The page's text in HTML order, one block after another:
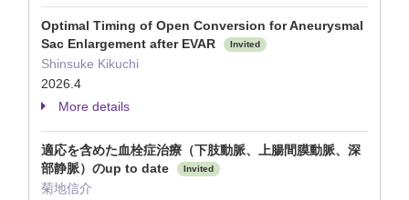
Optimal Timing of Open Conversion for Aneurysmal
Sac Enlargement after EVAR
Invited
Shinsuke Kikuchi
2026.4
More details
適応を含めた血栓症治療（下肢動脈、上腸間膜動脈、深
部静脈）のup to date
Invited
菊地信介